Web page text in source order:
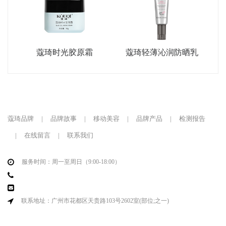
蔻琦时光胶原霜 蔻琦轻薄沁润防晒乳
蔻琦品牌 | 品牌故事 | 移动美容 | 品牌产品 | 检测报告
| 在线留言 | 联系我们
服务时间：周一至周日（9:00-18:00）
联系地址：广州市花都区天贵路103号2602室(部位;之一)